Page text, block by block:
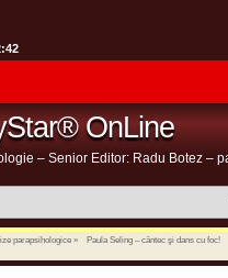
OnLine
– Senior Editor: Radu Botez –
parapsihologice» Paula Seling – cântec şi dans cu foc!